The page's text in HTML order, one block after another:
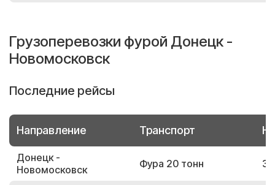
Грузоперевозки фурой Донецк -
Новомосковск
Последние рейсы
Направление Транспорт
Донецк -
Новомосковск
Фура 20 тонн